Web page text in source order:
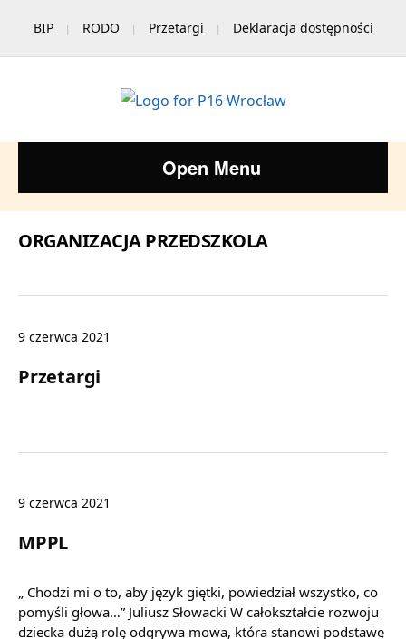
BIP RODO Przetargi Deklaracja dostępności
Open Menu
ORGANIZACJA PRZEDSZKOLA
9 czerwca 2021
Przetargi
9 czerwca 2021
MPPL
„ Chodzi mi o to, aby język giętki, powiedział wszystko, co
pomyśli głowa…” Juliusz Słowacki W całokształcie rozwoju
dziecka dużą rolę odgrywa mowa, która stanowi podstawę